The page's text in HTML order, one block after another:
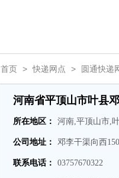
首页 > 快递网点 > 圆通快递
河南省平顶山市叶县
所在地区： 河南,平顶山市,
公司地址： 邓李干渠向西
联系电话： 03757670322